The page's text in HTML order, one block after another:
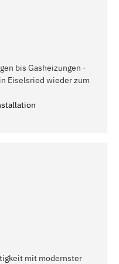
bis Gasheizungen -
Eiselsried wieder zum
mit modernster